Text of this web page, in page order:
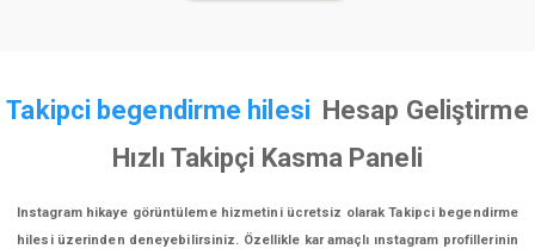
Takipci begendirme hilesi Hesap Geliştirme
Hızlı Takipçi Kasma Paneli
Instagram hikaye görüntüleme hizmetini ücretsiz olarak Takipci begendirme
hilesi üzerinden deneyebilirsiniz. Özellikle kar amaçlı ınstagram profillerinin